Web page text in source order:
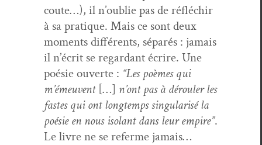
coute…), il n’ou­blie pas de réfléchir
à sa pra­tique. Mais ce sont deux
moments dif­férents, séparés : jamais
il n’écrit se regar­dant écrire. Une
poésie ouverte : “Les poèmes qui
m’émeu­vent […] n’ont pas à dérouler les
fastes qui ont longtemps sin­gu­lar­isé la
poésie en nous isolant dans leur empire”.
Le livre ne se referme jamais…